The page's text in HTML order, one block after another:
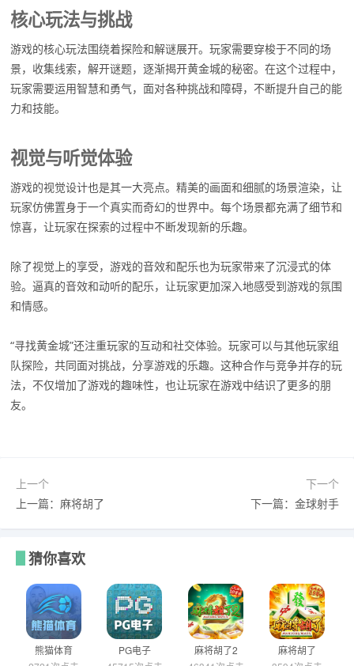
核心玩法与挑战
游戏的核心玩法围绕着探险和解谜展开。玩家需要穿梭于不同的场
景，收集线索，解开谜题，逐渐揭开黄金城的秘密。在这个过程中，
玩家需要运用智慧和勇气，面对各种挑战和障碍，不断提升自己的能
力和技能。
视觉与听觉体验
游戏的视觉设计也是其一大亮点。精美的画面和细腻的场景渲染，让
玩家仿佛置身于一个真实而奇幻的世界中。每个场景都充满了细节和
惊喜，让玩家在探索的过程中不断发现新的乐趣。
除了视觉上的享受，游戏的音效和配乐也为玩家带来了沉浸式的体
验。逼真的音效和动听的配乐，让玩家更加深入地感受到游戏的氛围
和情感。
“寻找黄金城”还注重玩家的互动和社交体验。玩家可以与其他玩家组
队探险，共同面对挑战，分享游戏的乐趣。这种合作与竞争并存的玩
法，不仅增加了游戏的趣味性，也让玩家在游戏中结识了更多的朋
友。
上一个
上一篇：麻将胡了
下一个
下一篇：金球射手
猜你喜欢
熊猫体育
PG电子
麻将胡了2
麻将胡了